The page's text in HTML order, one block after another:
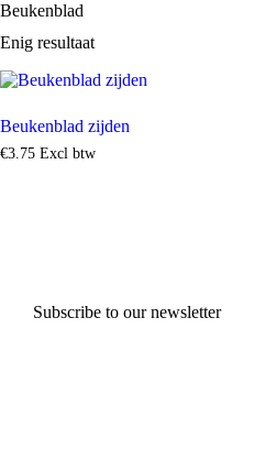
Beukenblad
Enig resultaat
Beukenblad zijden
€3.75 Excl btw
Subscribe to our newsletter